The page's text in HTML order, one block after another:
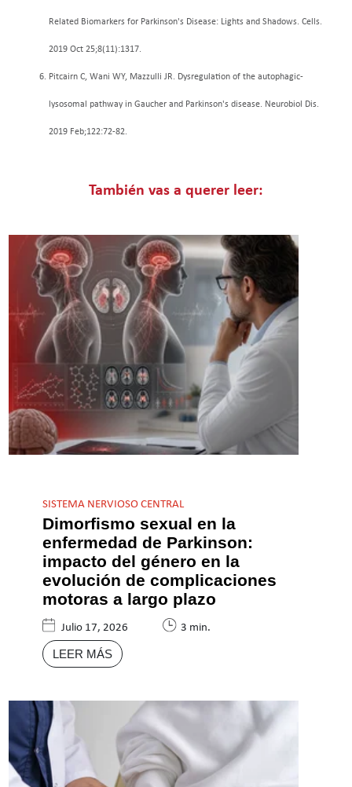
Related Biomarkers for Parkinson's Disease: Lights and Shadows. Cells.
2019 Oct 25;8(11):1317.
Pitcairn C, Wani WY, Mazzulli JR. Dysregulation of the autophagic-
lysosomal pathway in Gaucher and Parkinson's disease. Neurobiol Dis.
2019 Feb;122:72-82.
También vas a querer leer:
SISTEMA NERVIOSO CENTRAL
Dimorfismo sexual en la
enfermedad de Parkinson:
impacto del género en la
evolución de complicaciones
motoras a largo plazo
Julio 17, 2026 3 min.
LEER MÁS